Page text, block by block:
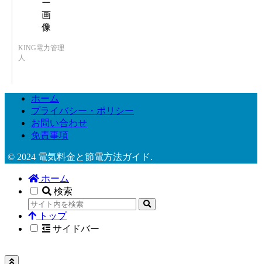
KING電力管理
人
ホーム
プライバシー・ポリシー
お問い合わせ
免責事項
© 2024 電気料金と節電方法ガイド.
ホーム
検索
トップ
サイドバー